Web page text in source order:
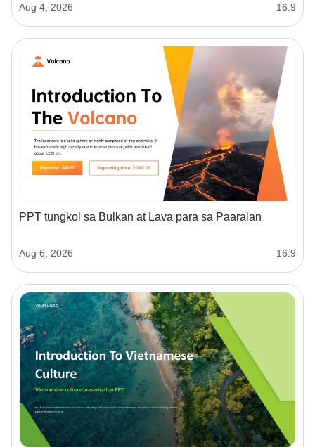
Aug 4, 2026 16:9
PPT tungkol sa Bulkan at Lava para sa Paaralan
Aug 6, 2026 16:9